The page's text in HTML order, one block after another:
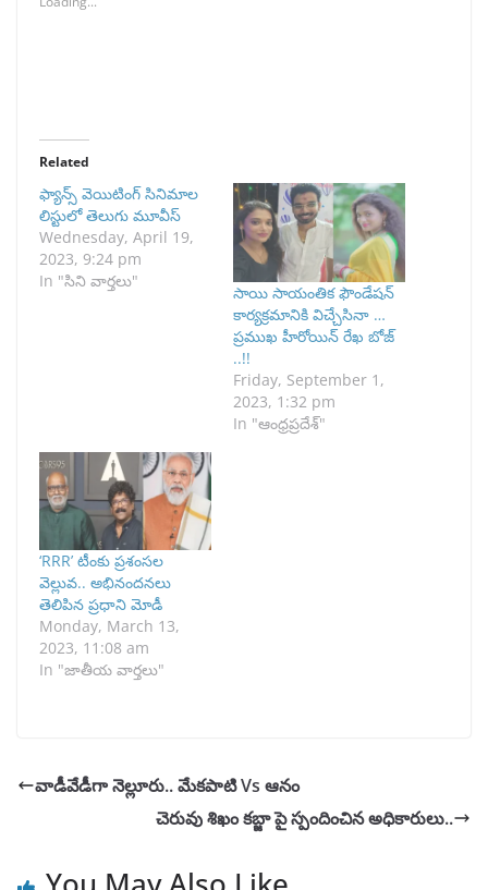
Related
ఫ్యాన్స్ వెయిటింగ్ సినిమాల
లిస్టులో తెలుగు మూవీస్
Wednesday, April 19,
2023, 9:24 pm
In "సిని వార్తలు"
సాయి సాయంతిక ఫౌండేషన్
కార్యక్రమానికి విచ్చేసినా …
ప్రముఖ హీరోయిన్ రేఖ బోజ్
..!!
Friday, September 1,
2023, 1:32 pm
In "ఆంధ్రప్రదేశ్"
‘RRR’ టీంకు ప్రశంసల
వెల్లువ.. అభినందనలు
తెలిపిన ప్రధాని మోడీ
Monday, March 13,
2023, 11:08 am
In "జాతీయ వార్తలు"
వాడీవేడీగా నెల్లూరు.. మేకపాటి Vs ఆనం
చెరువు శిఖం కబ్జా పై స్పందించిన అధికారులు..